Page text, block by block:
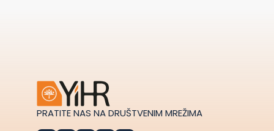
PRATITE NAS NA DRUŠTVENIM MREŽIMA